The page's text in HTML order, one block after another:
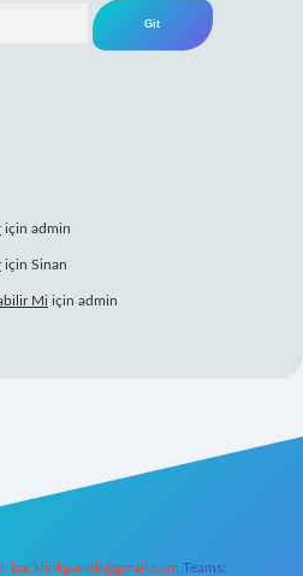
için admin
için Sinan
Mi için admin
betexper.xyz
backlinkpaneli@gmail.com Teams: